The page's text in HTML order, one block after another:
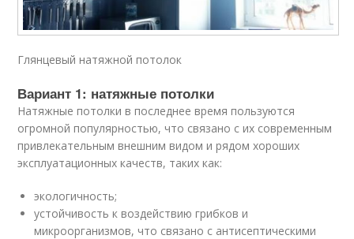
Глянцевый натяжной потолок
Вариант 1: натяжные потолки
Натяжные потолки в последнее время пользуются
огромной популярностью, что связано с их современным
привлекательным внешним видом и рядом хороших
эксплуатационных качеств, таких как:
экологичность;
устойчивость к воздействию грибков и
микроорганизмов, что связано с антисептическими